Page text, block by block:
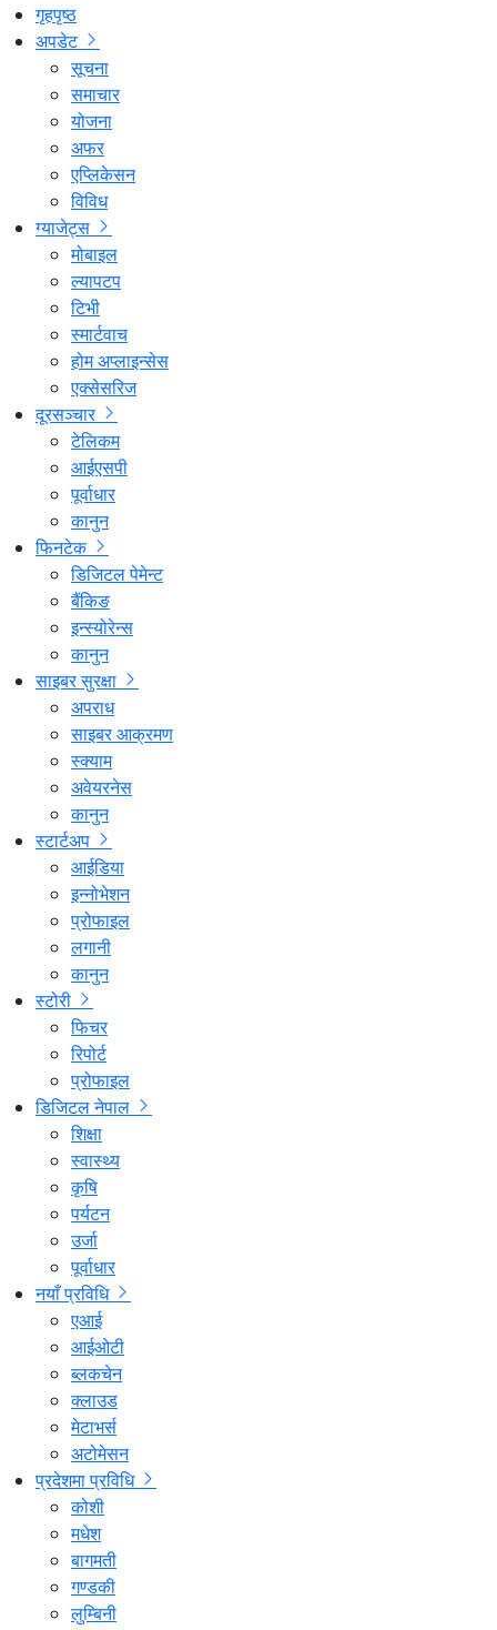
गृहपृष्ठ
अपडेट
सूचना
समाचार
योजना
अफर
एप्लिकेसन
विविध
ग्याजेट्स
मोबाइल
ल्यापटप
टिभी
स्मार्टवाच
होम अप्लाइन्सेस
एक्सेसरिज
दूरसञ्चार
टेलिकम
आईएसपी
पूर्वाधार
कानुन
फिनटेक
डिजिटल पेमेन्ट
बैंकिङ
इन्स्योरेन्स
कानुन
साइबर सुरक्षा
अपराध
साइबर आक्रमण
स्क्याम
अवेयरनेस
कानुन
स्टार्टअप
आईडिया
इन्नोभेशन
प्रोफाइल
लगानी
कानुन
स्टोरी
फिचर
रिपोर्ट
प्रोफाइल
डिजिटल नेपाल
शिक्षा
स्वास्थ्य
कृषि
पर्यटन
उर्जा
पूर्वाधार
नयाँ प्रविधि
एआई
आईओटी
ब्लकचेन
क्लाउड
मेटाभर्स
अटोमेसन
प्रदेशमा प्रविधि
कोशी
मधेश
बागमती
गण्डकी
लुम्बिनी